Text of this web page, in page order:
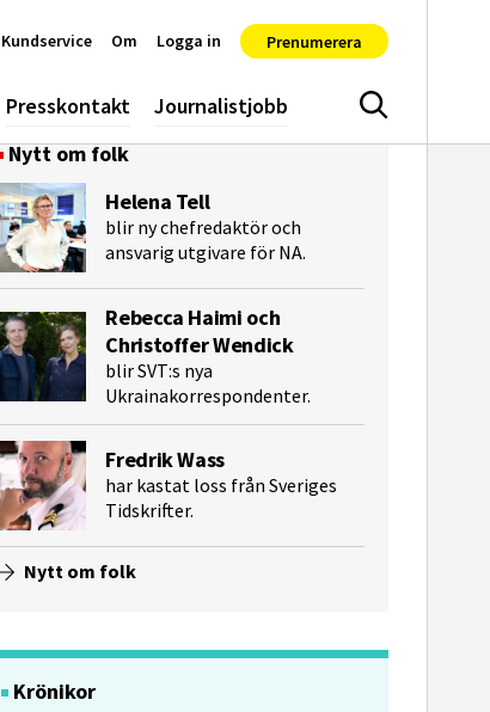
Presskontakt Journalistjobb Sök
Kundservice Om Logga in Prenumerera
Nytt om folk
Helena Tell
blir ny chefredaktör och
ansvarig utgivare för NA.
Rebecca Haimi och
Christoffer Wendick
blir SVT:s nya
Ukrainakorrespondenter.
Fredrik Wass
har kastat loss från Sveriges
Tidskrifter.
Nytt om folk
Krönikor